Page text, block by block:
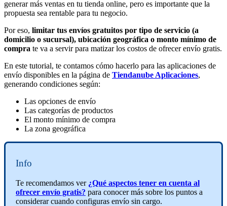
generar más ventas en tu tienda online, pero es importante que la
propuesta sea rentable para tu negocio.
Por eso, limitar tus envíos gratuitos por tipo de servicio (a
domicilio o sucursal), ubicación geográfica o monto mínimo de
compra te va a servir para matizar los costos de ofrecer envío gratis.
En este tutorial, te contamos cómo hacerlo para las aplicaciones de
envío disponibles en la página de Tiendanube Aplicaciones,
generando condiciones según:
Las opciones de envío
Las categorías de productos
El monto mínimo de compra
La zona geográfica
Info
Te recomendamos ver ¿Qué aspectos tener en cuenta al
ofrecer envío gratis? para conocer más sobre los puntos a
considerar cuando configuras envío sin cargo.